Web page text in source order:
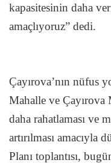
kapasitesinin daha
amaçlıyoruz” dedi.
Çayırova’nın nüfus
Mahalle ve Çayırova
daha rahatlaması ve
artırılması amacıyla
Planı toplantısı,